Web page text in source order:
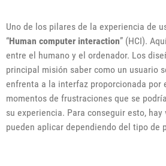
Uno de los pilares de la experiencia de
“Human computer interaction” (HCI).
entre el humano y el ordenador. Los
principal misión saber como un usuario
enfrenta a la interfaz proporcionada por
momentos de frustraciones que se
su experiencia. Para conseguir esto,
pueden aplicar dependiendo del tipo de